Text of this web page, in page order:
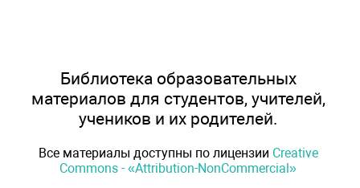
Библиотека образовательных
материалов для студентов, учителей,
учеников и их родителей.
Все материалы доступны по лицензии Creative
Commons - «Attribution-NonCommercial»